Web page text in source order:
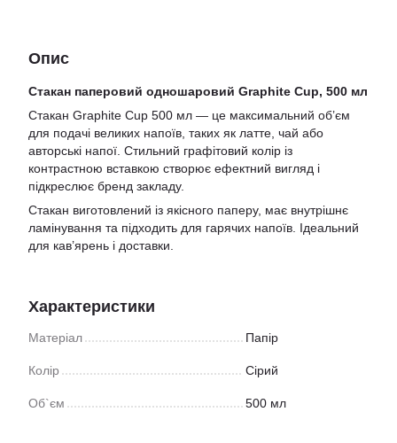
Опис
Стакан паперовий одношаровий Graphite Cup, 500 мл
Стакан Graphite Cup 500 мл — це максимальний об’єм
для подачі великих напоїв, таких як латте, чай або
авторські напої. Стильний графітовий колір із
контрастною вставкою створює ефектний вигляд і
підкреслює бренд закладу.
Стакан виготовлений із якісного паперу, має внутрішнє
ламінування та підходить для гарячих напоїв. Ідеальний
для кав’ярень і доставки.
Характеристики
Матеріал Папір
Колір Сірий
Об`єм 500 мл